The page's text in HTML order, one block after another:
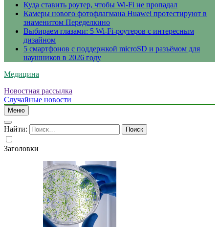
Куда ставить роутер, чтобы Wi-Fi не пропадал
Камеры нового фотофлагмана Huawei протестируют в
знаменитом Переделкино
Выбираем глазами: 5 Wi-Fi-роутеров с интересным
дизайном
5 смартфонов с поддержкой microSD и разъёмом для
наушников в 2026 году
Медицина
Новостная рассылка
Случайные новости
Меню
Найти:
Заголовки